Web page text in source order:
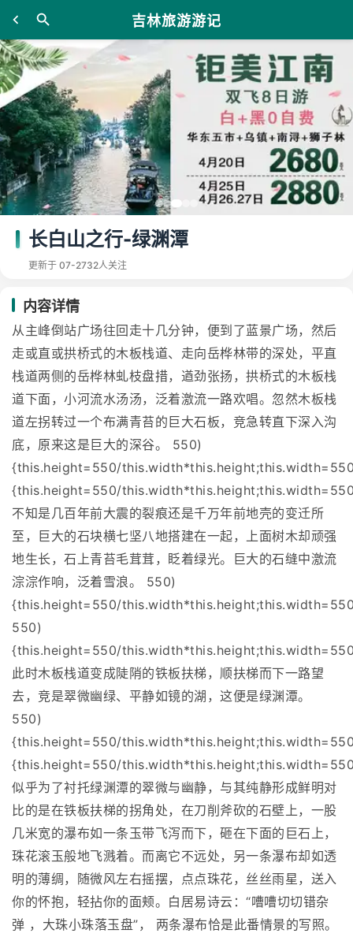
吉林旅游游记
长白山之行-绿渊潭
更新于 07-2732人关注
内容详情
从主峰倒站广场往回走十几分钟，便到了蓝景广场，然后
走或直或拱桥式的木板栈道、走向岳桦林带的深处，平直
栈道两侧的岳桦林虬枝盘措，遒劲张扬，拱桥式的木板栈
道下面，小河流水汤汤，泛着激流一路欢唱。忽然木板栈
道左拐转过一个布满青苔的巨大石板，竞急转直下深入沟
底，原来这是巨大的深谷。 550)
{this.height=550/
{this.height=550/
不知是几百年前大震的裂痕还是千万年前地壳的变迁所
至，巨大的石块横七坚八地搭建在一起，上面树木却顽强
地生长，石上青苔毛茸茸，眨着绿光。巨大的石缝中激流
淙淙作响，泛着雪浪。 550)
{this.height=550/
550)
{this.height=550/
此时木板栈道变成陡陗的铁板扶梯，顺扶梯而下一路望
去，竞是翠微幽绿、平静如镜的湖，这便是绿渊潭。
550)
{this.height=550/
{this.height=550/
似乎为了衬托绿渊潭的翠微与幽静，与其纯静形成鲜明对
比的是在铁板扶梯的拐角处，在刀削斧砍的石壁上，一股
几米宽的瀑布如一条玉带飞泻而下，砸在下面的巨石上，
珠花滚玉般地飞溅着。而离它不远处，另一条瀑布却如透
明的薄绸，随微风左右摇摆，点点珠花，丝丝雨星，送入
你的怀抱，轻拈你的面颊。白居易诗云：“嘈嘈切切错杂
弹 ，大珠小珠落玉盘”， 两条瀑布恰是此番情景的写照。